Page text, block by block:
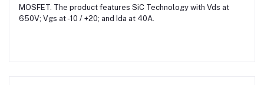
MOSFET. The product features SiC Technology with Vds at
650V; Vgs at -10 / +20; and Ida at 40A.